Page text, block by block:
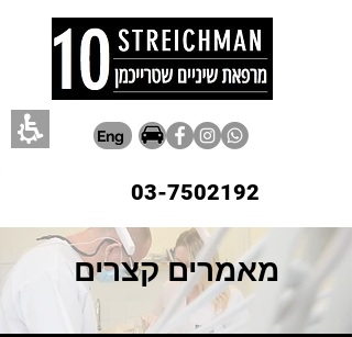
Eng
03-7502192
מאמרים קצרים